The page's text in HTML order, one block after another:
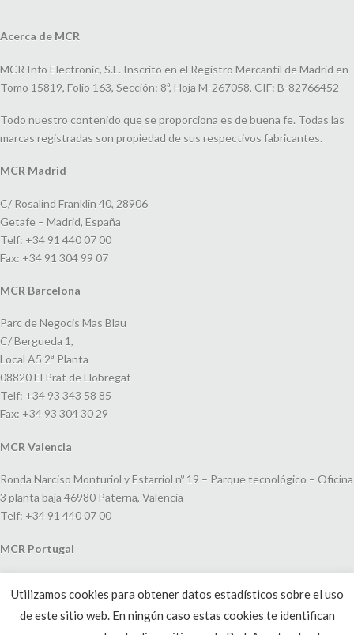
Acerca de MCR
MCR Info Electronic, S.L. Inscrito en el Registro Mercantil de Madrid en
Tomo 15819, Folio 163, Sección: 8ª, Hoja M-267058, CIF: B-82766452
Todo nuestro contenido que se proporciona es de buena fe. Todas las
marcas registradas son propiedad de sus respectivos fabricantes.
MCR Madrid
C/ Rosalind Franklin 40, 28906
Getafe – Madrid, España
Telf: +34 91 440 07 00
Fax: +34 91 304 99 07
MCR Barcelona
Parc de Negocis Mas Blau
C/ Bergueda 1,
Local A5 2ª Planta
08820 El Prat de Llobregat
Telf: +34 93 343 58 85
Fax: +34 93 304 30 29
MCR Valencia
Ronda Narciso Monturiol y Estarriol nº 19 – Parque tecnológico – Oficina
3 planta baja 46980 Paterna, Valencia
Telf: +34 91 440 07 00
MCR Portugal
João V, 24
1250-091 Lisboa, Portugal
Utilizamos cookies para obtener datos estadísticos sobre el uso
de este sitio web. En ningún caso estas cookies te identifican